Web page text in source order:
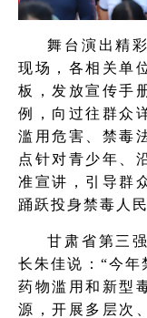
舞台演出精
现场，各相关单
板，发放宣传手
例，向过往群众
滥用危害、禁毒
点针对青少年、
准宣讲，引导群
踊跃投身禁毒人民
甘肃省第三
长朱佳说：“今年
药物滥用和新型
源，开展多层次